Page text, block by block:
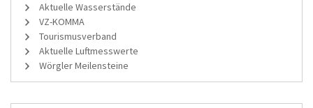
Aktuelle Wasserstände
VZ-KOMMA
Tourismusverband
Aktuelle Luftmesswerte
Wörgler Meilensteine